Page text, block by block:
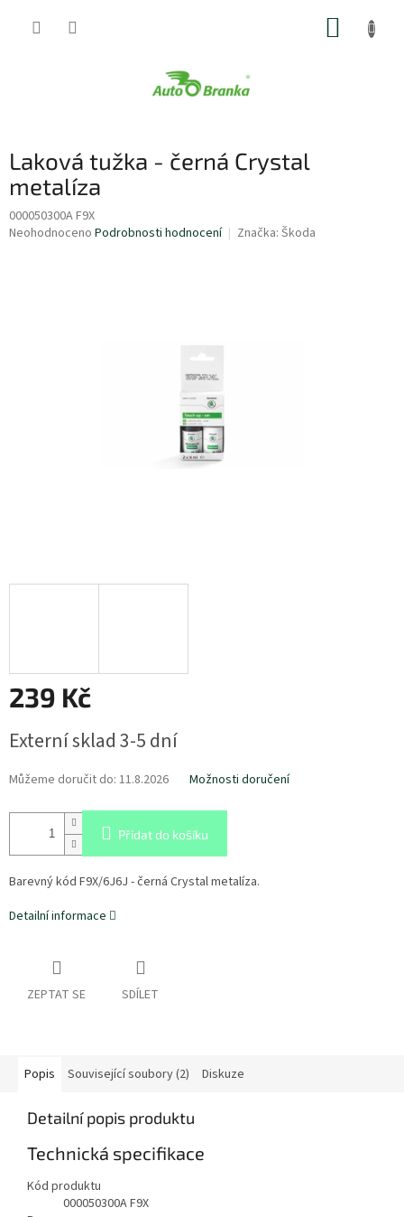
Laková tužka - černá Crystal
metalíza
000050300A F9X
Průměrné
Neohodnoceno Podrobnosti hodnocení Značka: Škoda
239 Kč
cena:
Externí sklad 3-5 dní
Můžeme doručit do: 11.8.2026 Možnosti doručení
Přidat do košíku
Barevný kód F9X/6J6J - černá Crystal metalíza.
Detailní informace
ZEPTAT SE SDÍLET
Popis Související soubory (2) Diskuze
Detailní popis produktu
Technická specifikace
Kód produktu
000050300A F9X